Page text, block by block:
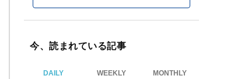
今、読まれている記事
DAILY WEEKLY MONTHLY